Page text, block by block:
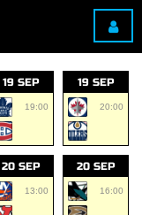
19 SEP
19:00
19 SEP
20:00
20 SEP
13:00
20 SEP
16:00